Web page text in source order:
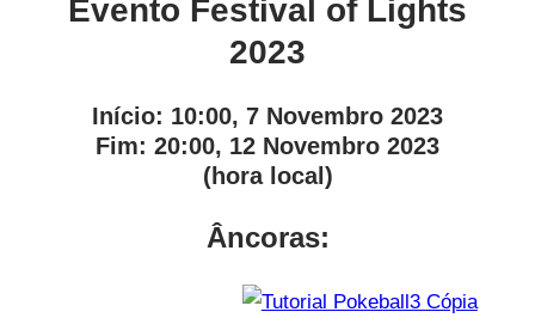
Evento Festival of Lights
2023
Início: 10:00, 7 Novembro 2023
Fim: 20:00, 12 Novembro 2023
(hora local)
Âncoras: